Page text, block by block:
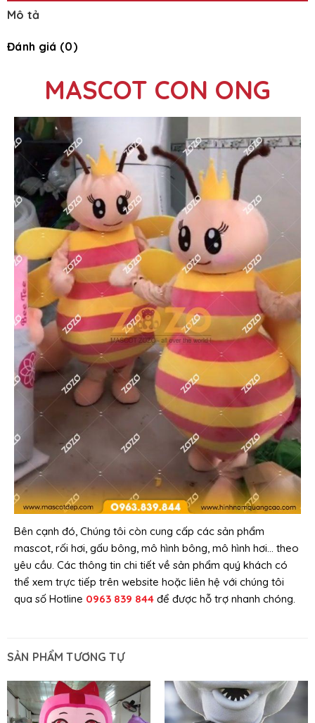
Mô tả
Đánh giá (0)
MASCOT CON ONG
Bên cạnh đó, Chúng tôi còn cung cấp các sản phẩm
mascot, rối hơi, gấu bông, mô hình bông, mô hình hơi… theo
yêu cầu. Các thông tin chi tiết về sản phẩm quý khách có
thể xem trực tiếp trên website hoặc liên hệ với chúng tôi
qua số Hotline 0963 839 844 để được hỗ trợ nhanh chóng.
SẢN PHẨM TƯƠNG TỰ